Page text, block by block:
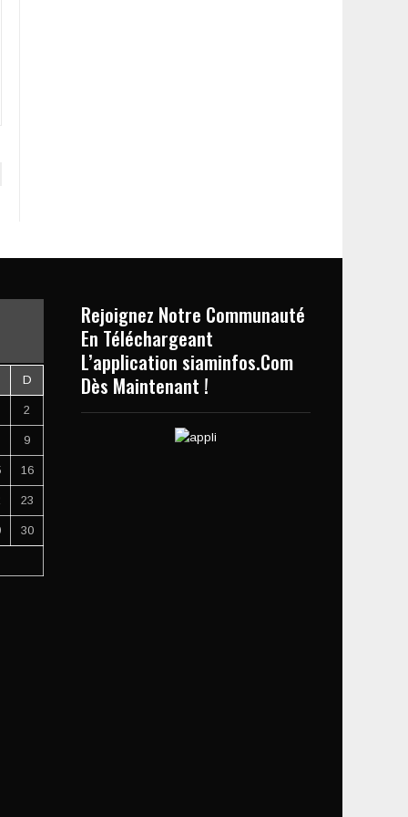
D
2
9
16
23
30
Rejoignez Notre Communauté
En Téléchargeant
L’application siaminfos.Com
Dès Maintenant !